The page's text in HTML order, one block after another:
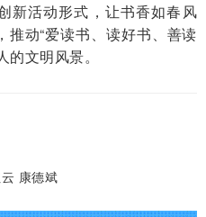
新活动形式，让书香如春风
动“爱读书、读好书、善读
的文明风景。
康德斌